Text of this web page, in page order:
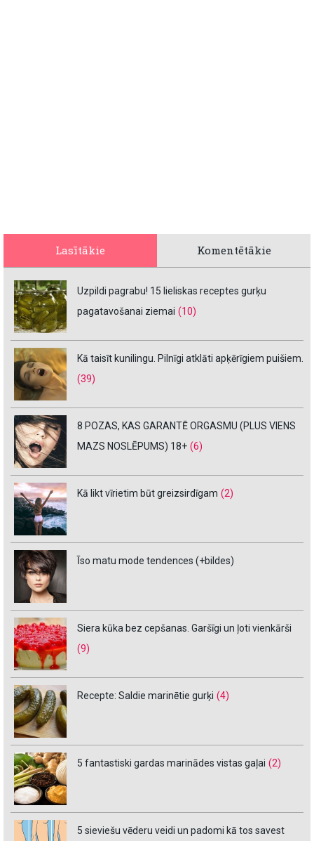
Lasītākie Komentētākie
Uzpildi pagrabu! 15 lieliskas receptes gurķu
pagatavošanai ziemai (10)
Kā taisīt kunilingu. Pilnīgi atklāti apķērīgiem puišiem.
(39)
8 POZAS, KAS GARANTĒ ORGASMU (PLUS VIENS
MAZS NOSLĒPUMS) 18+ (6)
Kā likt vīrietim būt greizsirdīgam (2)
Īso matu mode tendences (+bildes)
Siera kūka bez cepšanas. Garšīgi un ļoti vienkārši
(9)
Recepte: Saldie marinētie gurķi (4)
5 fantastiski gardas marinādes vistas gaļai (2)
5 sieviešu vēderu veidi un padomi kā tos savest